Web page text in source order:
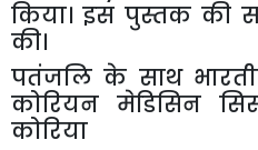
किया। इस पुस्तक की
की।
पतंजलि के साथ
कोरियन मेडिसिन
कोरिया